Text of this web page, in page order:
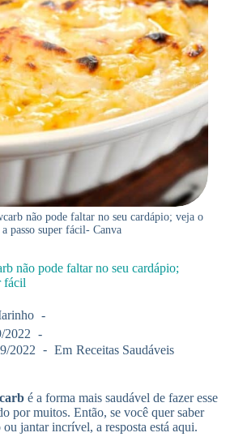
não pode faltar no seu cardápio; veja o
a passo super fácil- Canva
não pode faltar no seu cardápio;
fácil
2022
2022 Em Receitas Saudáveis
é a forma mais saudável de fazer esse
por muitos. Então, se você quer saber
jantar incrível, a resposta está aqui.